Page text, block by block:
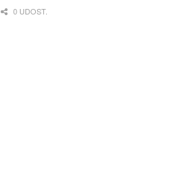
z domów
0 UDOST.